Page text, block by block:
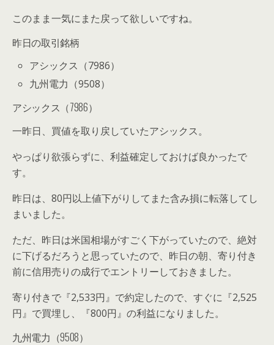
このまま一気にまた戻って欲しいですね。
昨日の取引銘柄
アシックス（7986）
九州電力（9508）
アシックス（7986）
一昨日、買値を取り戻していたアシックス。
やっぱり欲張らずに、利益確定しておけば良かったで
す。
昨日は、80円以上値下がりしてまた含み損に転落してし
まいました。
ただ、昨日は米国相場がすごく下がっていたので、絶対
に下げるだろうと思っていたので、昨日の朝、寄り付き
前に信用売りの成行でエントリーしておきました。
寄り付きで『2,533円』で約定したので、すぐに『2,525
円』で買埋し、『800円』の利益になりました。
九州電力（9508）